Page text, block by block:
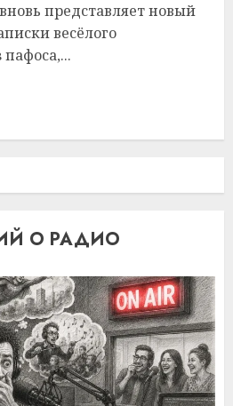
представляет новый
весёлого
О РАДИО